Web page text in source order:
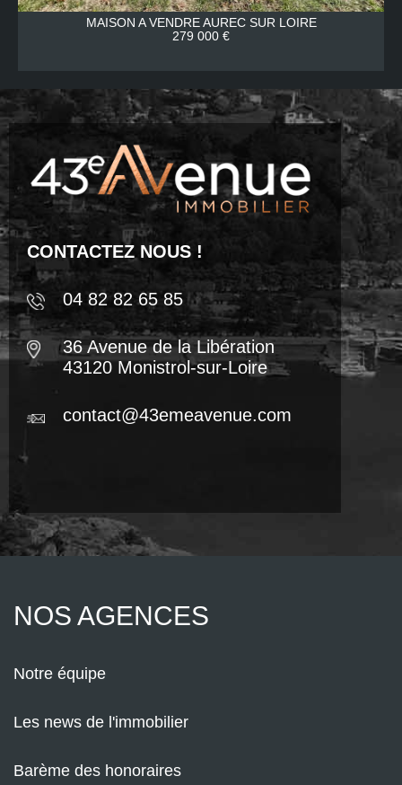
MAISON A VENDRE AUREC SUR LOIRE
279 000 €
CONTACTEZ NOUS !
04 82 82 65 85
36 Avenue de la Libération
43120 Monistrol-sur-Loire
contact@43emeavenue.com
NOS AGENCES
Notre équipe
Les news de l'immobilier
Barème des honoraires